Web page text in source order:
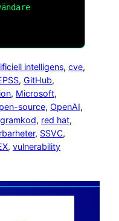
intelligens, cve
, GitHub
, Microsoft
source, OpenAI
, red hat
, SSVC
, vulnerability